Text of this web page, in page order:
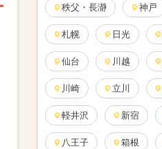
秩父・長瀞 神戸
札幌 日光
仙台 川越
川崎 立川
軽井沢 新宿
八王子 箱根